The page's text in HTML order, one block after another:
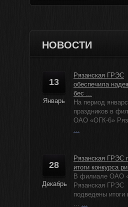
НОВОСТИ
13
Январь
Рязанская ГРЭС
обеспечила
бес ...
На период
праздников в
ОАО «ОГК-6»
...
28
Декабрь
Рязанская ГРЭС
итоги конкурса
В филиале ОАО
Рязанская ГРЭС
подведены итоги
... ...